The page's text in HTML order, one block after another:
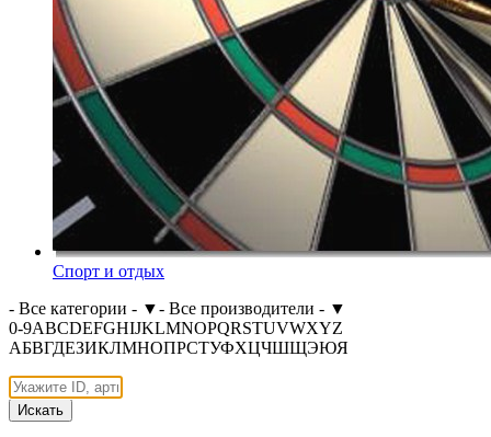
Спорт и отдых
- Все категории - ▼- Все производители - ▼
0-9ABCDEFGHIJKLMNOPQRSTUVWXYZ
АБВГДЕЗИКЛМНОПРСТУФХЦЧШЩЭЮЯ
Искать